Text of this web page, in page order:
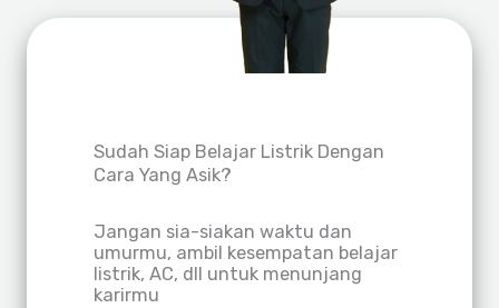
Sudah Siap Belajar Listrik Dengan
Cara Yang Asik?
Jangan sia-siakan waktu dan
umurmu, ambil kesempatan belajar
listrik, AC, dll untuk menunjang
karirmu